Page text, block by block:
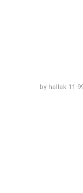
by hallak 11